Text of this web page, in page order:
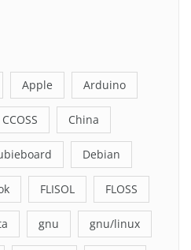
Apple Arduino
CCOSS China
Debian
FLISOL FLOSS
gnu gnu/linux